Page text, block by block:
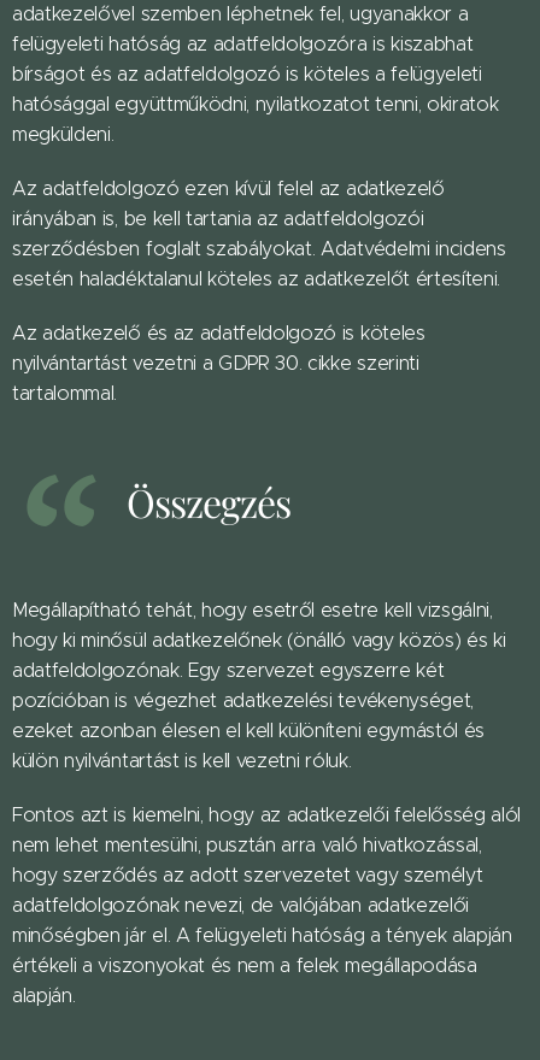
adatkezelővel szemben léphetnek fel, ugyanakkor a
felügyeleti hatóság az adatfeldolgozóra is kiszabhat
bírságot és az adatfeldolgozó is köteles a felügyeleti
hatósággal együttműködni, nyilatkozatot tenni, okiratok
megküldeni.
Az adatfeldolgozó ezen kívül felel az adatkezelő
irányában is, be kell tartania az adatfeldolgozói
szerződésben foglalt szabályokat. Adatvédelmi incidens
esetén haladéktalanul köteles az adatkezelőt értesíteni.
Az adatkezelő és az adatfeldolgozó is köteles
nyilvántartást vezetni a GDPR 30. cikke szerinti
tartalommal.
Összegzés
Megállapítható tehát, hogy esetről esetre kell vizsgálni,
hogy ki minősül adatkezelőnek (önálló vagy közös) és ki
adatfeldolgozónak. Egy szervezet egyszerre két
pozícióban is végezhet adatkezelési tevékenységet,
ezeket azonban élesen el kell különíteni egymástól és
külön nyilvántartást is kell vezetni róluk.
Fontos azt is kiemelni, hogy az adatkezelői felelősség alól
nem lehet mentesülni, pusztán arra való hivatkozással,
hogy szerződés az adott szervezetet vagy személyt
adatfeldolgozónak nevezi, de valójában adatkezelői
minőségben jár el. A felügyeleti hatóság a tények alapján
értékeli a viszonyokat és nem a felek megállapodása
alapján.